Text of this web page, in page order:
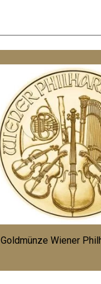
Goldmünze Wiener